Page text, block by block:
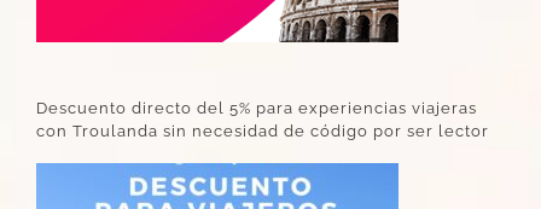
Descuento directo del 5% para experiencias viajeras
con Troulanda sin necesidad de código por ser lector